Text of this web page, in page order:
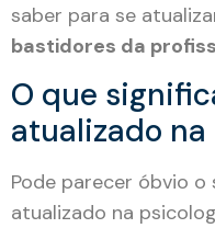
saber para se
bastidores da
O que
atualizado
Pode parecer óbvio
atualizado na